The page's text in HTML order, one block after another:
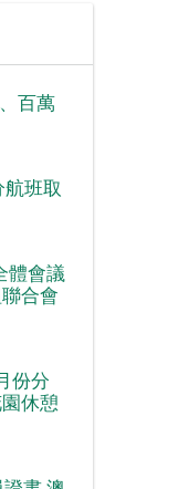
百萬
班取
體會議
合會
份分
休憩